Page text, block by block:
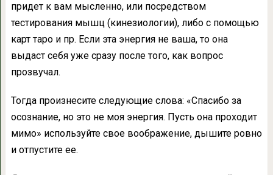
придет к вам мысленно, или посредством
тестирования мышц (кинезиологии), либо с помощью
карт таро и пр. Если эта энергия не ваша, то она
выдаст себя уже сразу после того, как вопрос
прозвучал.
Тогда произнесите следующие слова: «Спасибо за
осознание, но это не моя энергия. Пусть она проходит
мимо» используйте свое воображение, дышите ровно
и отпустите ее.